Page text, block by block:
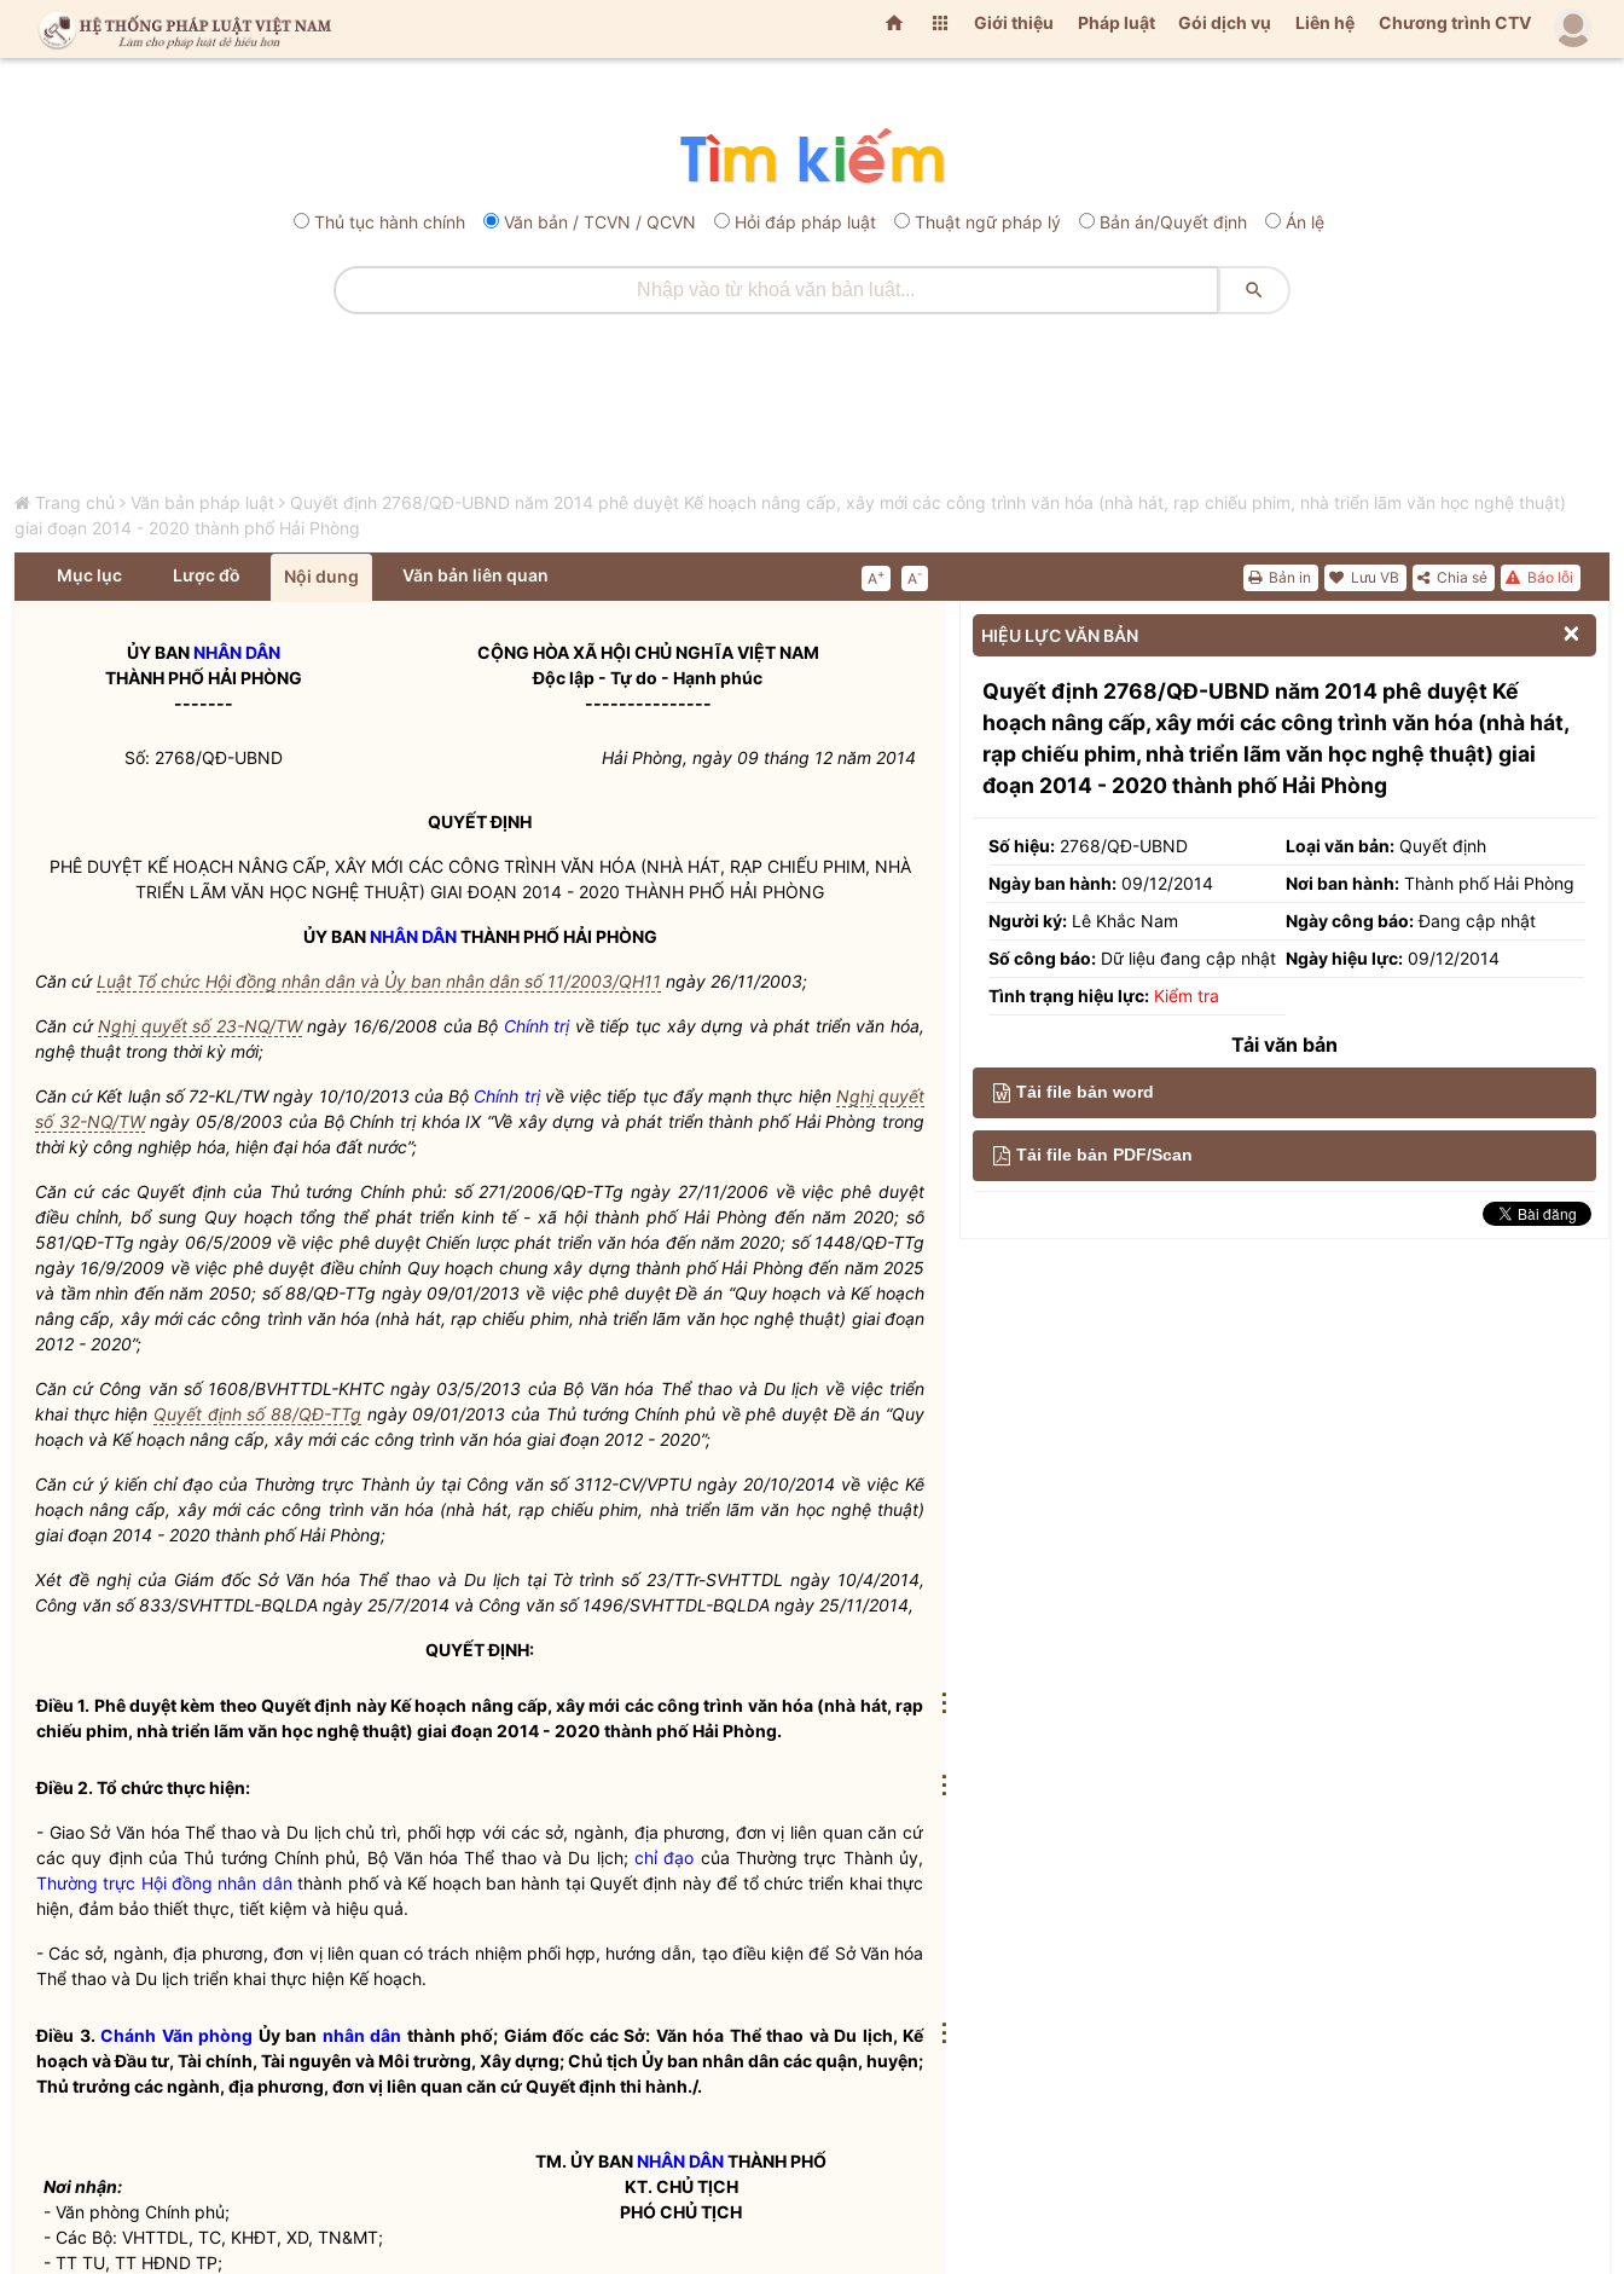
  Giới thiệu Pháp luật Gói dịch vụ Liên hệ Chương trình CTV
Thủ tục hành chính Văn bản / TCVN / QCVN Hỏi đáp pháp luật Thuật ngữ pháp lý Bản án/Quyết định Án lệ

Trang chủ Văn bản pháp luật
Quyết định 2768/QĐ-UBND năm 2014 phê duyệt Kế hoạch nâng cấp, xây mới các công trình văn hóa (nhà hát, rạp chiếu phim, nhà triển lãm văn học nghệ thuật)
giai đoạn 2014 - 2020 thành phố Hải Phòng
Mục lục Lược đồ Nội dung Văn bản liên quan A+ A- Báo lỗi
Chia sẻ
Lưu VB
Bản in
ỦY BANNHÂN DÂN
THÀNH PHỐ HẢI PHÒNG
-------
CỘNG HÒA XÃ HỘI CHỦ NGHĨA VIỆT NAM
Độc lập - Tự do - Hạnh phúc
---------------
Số: 2768/QĐ-UBND Hải Phòng, ngày 09 tháng 12 năm 2014
QUYẾT ĐỊNH
PHÊ DUYỆT KẾ HOẠCH NÂNG CẤP, XÂY MỚI CÁC CÔNG TRÌNH VĂN HÓA (NHÀ HÁT, RẠP CHIẾU PHIM, NHÀ
TRIỂN LÃM VĂN HỌC NGHỆ THUẬT) GIAI ĐOẠN 2014 - 2020 THÀNH PHỐ HẢI PHÒNG
ỦY BANNHÂN DÂNTHÀNH PHỐ HẢI PHÒNG
Căn cứLuật Tổ chức Hội đồng nhân dân và Ủy ban nhân dân số 11/2003/QH11 ngày 26/11/2003;
Căn cứNghị quyết số 23-NQ/TWngày 16/6/2008 của Bộ Chính trịvề tiếp tục xây dựng và phát triển văn hóa,
nghệ thuật trong thời kỳ mới;
Căn cứ Kết luận số 72-KL/TW ngày 10/10/2013 của Bộ Chính trịvề việc tiếp tục đẩy mạnh thực hiện Nghị quyết
số 32-NQ/TWngày 05/8/2003 của Bộ Chính trịkhóa IX “Về xây dựng và phát triển thành phố Hải Phòng trong
thời kỳ công nghiệp hóa, hiện đại hóa đất nước”;
Căn cứ các Quyết định của Thủ tướng Chính phủ: số 271/2006/QĐ-TTg ngày 27/11/2006 về việc phê duyệt
điều chỉnh, bổ sung Quy hoạch tổng thể phát triển kinh tế - xã hội thành phố Hải Phòng đến năm 2020; số
581/QĐ-TTg ngày 06/5/2009 về việc phê duyệt Chiến lược phát triển văn hóa đến năm 2020; số 1448/QĐ-TTg
ngày 16/9/2009 về việc phê duyệt điều chỉnh Quy hoạch chung xây dựng thành phố Hải Phòng đến năm 2025
và tầm nhìn đến năm 2050; số 88/QĐ-TTg ngày 09/01/2013 về việc phê duyệt Đề án “Quy hoạch và Kế hoạch
nâng cấp, xây mới các công trình văn hóa (nhà hát, rạp chiếu phim, nhà triển lãm văn học nghệ thuật) giai đoạn
2012 - 2020”;
Căn cứ Công văn số 1608/BVHTTDL-KHTC ngày 03/5/2013 của Bộ Văn hóa Thể thao và Du lịch về việc triển
khai thực hiện Quyết định số 88/QĐ-TTg ngày 09/01/2013 của Thủ tướng Chính phủ về phê duyệt Đề án “Quy
hoạch và Kế hoạch nâng cấp, xây mới các công trình văn hóa giai đoạn 2012 - 2020”;
Căn cứ ý kiến chỉ đạo của Thường trực Thành ủy tại Công văn số 3112-CV/VPTU ngày 20/10/2014 về việc Kế
hoạch nâng cấp, xây mới các công trình văn hóa (nhà hát, rạp chiếu phim, nhà triển lãm văn học nghệ thuật)
giai đoạn 2014 - 2020 thành phố Hải Phòng;
Xét đề nghị của Giám đốc Sở Văn hóa Thể thao và Du lịch tại Tờ trình số 23/TTr-SVHTTDL ngày 10/4/2014,
Công văn số 833/SVHTTDL-BQLDA ngày 25/7/2014 và Công văn số 1496/SVHTTDL-BQLDA ngày 25/11/2014,
QUYẾT ĐỊNH:
Điều 1. Phê duyệt kèm theo Quyết định này Kế hoạch nâng cấp, xây mới các công trình văn hóa (nhà hát, rạp
chiếu phim, nhà triển lãm văn học nghệ thuật) giai đoạn 2014 - 2020 thành phố Hải Phòng.
Điều 2.Tổ chức thực hiện:
- Giao Sở Văn hóa Thể thao và Du lịch chủ trì, phối hợp với các sở, ngành, địa phương, đơn vị liên quan căn cứ
các quy định của Thủ tướng Chính phủ, Bộ Văn hóa Thể thao và Du lịch;chỉ đạo của Thường trực Thành ủy,
Thường trực Hội đồng nhân dânthành phố và Kế hoạch ban hành tại Quyết định này để tổ chức triển khai thực
hiện, đảm bảo thiết thực, tiết kiệm và hiệu quả.
- Các sở, ngành, địa phương, đơn vị liên quan có trách nhiệm phối hợp, hướng dẫn, tạo điều kiện để Sở Văn hóa
Thể thao và Du lịch triển khai thực hiện Kế hoạch.
Điều 3. Chánh Văn phòng Ủy ban nhân dân thành phố; Giám đốc các Sở: Văn hóa Thể thao và Du lịch, Kế
hoạch và Đầu tư, Tài chính, Tài nguyên và Môi trường, Xây dựng; Chủ tịch Ủy ban nhân dân các quận, huyện;
Thủ trưởng các ngành, địa phương, đơn vị liên quan căn cứ Quyết định thi hành./.
Nơi nhận:
- Văn phòng Chính phủ;
- Các Bộ: VHTTDL, TC, KHĐT, XD, TN&MT;
- TT TU, TT HĐND TP;
TM. ỦY BANNHÂN DÂNTHÀNH PHỐ
KT. CHỦ TỊCH
PHÓ CHỦ TỊCH
HIỆU LỰC VĂN BẢN 
Quyết định 2768/QĐ-UBND năm 2014 phê duyệt Kế
hoạch nâng cấp, xây mới các công trình văn hóa (nhà hát,
rạp chiếu phim, nhà triển lãm văn học nghệ thuật) giai
đoạn 2014 - 2020 thành phố Hải Phòng
Số hiệu: 2768/QĐ-UBND Loại văn bản: Quyết định
Ngày ban hành: 09/12/2014 Nơi ban hành: Thành phố Hải Phòng
Người ký: Lê Khắc Nam Ngày công báo:Đang cập nhật
Số công báo: Dữ liệu đang cập nhật Ngày hiệu lực: 09/12/2014
Tình trạng hiệu lực: Kiểm tra
Tải văn bản
Tải file bản word
Tải file bản PDF/Scan
⋮
⋮
⋮